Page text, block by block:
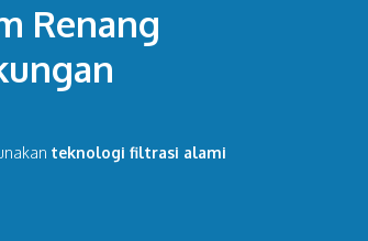
Renang
teknologi filtrasi alami